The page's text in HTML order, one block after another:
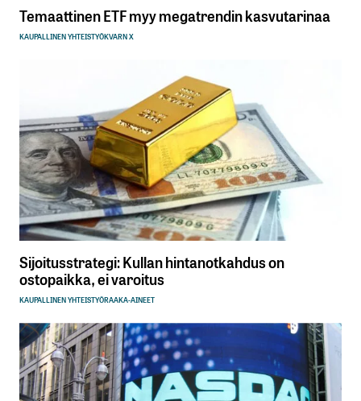
Temaattinen ETF myy megatrendin kasvutarinaa
KAUPALLINEN YHTEISTYÖKVARN X
Sijoitusstrategi: Kullan hintanotkahdus on
ostopaikka, ei varoitus
KAUPALLINEN YHTEISTYÖRAAKA-AINEET